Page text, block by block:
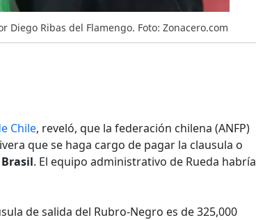
Diego Ribas del Flamengo. Foto: Zonacero.com
Chile, reveló, que la federación chilena (ANFP)
que se haga cargo de pagar la clausula o
. El equipo administrativo de Rueda habría
de salida del Rubro-Negro es de 325,000